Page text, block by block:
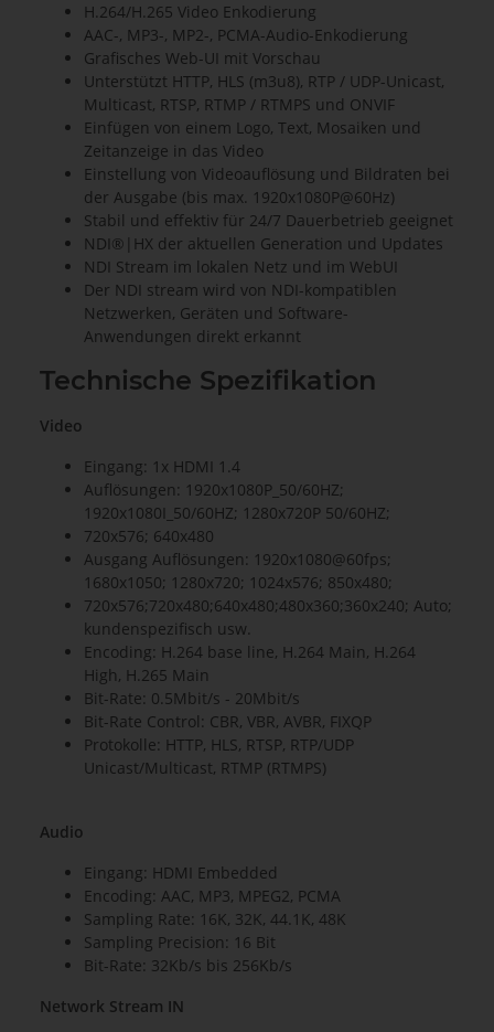
H.264/H.265 Video Enkodierung
AAC-, MP3-, MP2-, PCMA-Audio-Enkodierung
Grafisches Web-UI mit Vorschau
Unterstützt HTTP, HLS (m3u8), RTP / UDP-Unicast,
Multicast, RTSP, RTMP / RTMPS und ONVIF
Einfügen von einem Logo, Text, Mosaiken und
Zeitanzeige in das Video
Einstellung von Videoauflösung und Bildraten bei
der Ausgabe (bis max. 1920x1080P@60Hz)
Stabil und effektiv für 24/7 Dauerbetrieb geeignet
NDI®|HX der aktuellen Generation und Updates
NDI Stream im lokalen Netz und im WebUI
Der NDI stream wird von NDI-kompatiblen
Netzwerken, Geräten und Software-
Anwendungen direkt erkannt
Technische Spezifikation
Video
Eingang: 1x HDMI 1.4
Auflösungen: 1920x1080P_50/60HZ;
1920x1080I_50/60HZ; 1280x720P 50/60HZ;
720x576; 640x480
Ausgang Auflösungen: 1920x1080@60fps;
1680x1050; 1280x720; 1024x576; 850x480;
720x576;720x480;640x480;480x360;360x240; Auto;
kundenspezifisch usw.
Encoding: H.264 base line, H.264 Main, H.264
High, H.265 Main
Bit-Rate: 0.5Mbit/s - 20Mbit/s
Bit-Rate Control: CBR, VBR, AVBR, FIXQP
Protokolle: HTTP, HLS, RTSP, RTP/UDP
Unicast/Multicast, RTMP (RTMPS)
Audio
Eingang: HDMI Embedded
Encoding: AAC, MP3, MPEG2, PCMA
Sampling Rate: 16K, 32K, 44.1K, 48K
Sampling Precision: 16 Bit
Bit-Rate: 32Kb/s bis 256Kb/s
Network Stream IN